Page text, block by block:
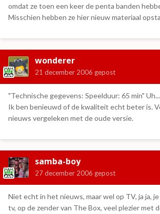
omdat ze toen een keer de penta banden
Misschien hebben ze hier nieuw materiaal
wonderer
21 december 2006 gepost
"Technische gegevens: Speelduur: 65 min" Uh...
Ik ben benieuwd of de kwaliteit echt beter is.
nieuws vergeleken met de oude versie.
samba-boy
27 december 2006 gepost
Niet echt in het nieuws, maar wel op TV, ja ja,
tv, op de zender van The Box, veel plezier met